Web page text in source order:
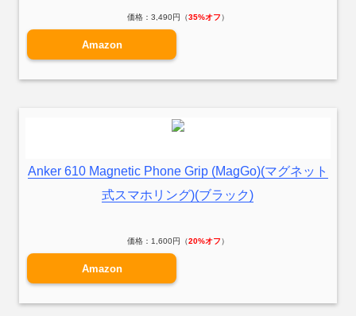
価格：3,490円（35%オフ）
Amazon
Anker 610 Magnetic Phone Grip (MagGo)(マグネット
式スマホリング)(ブラック)
価格：1,600円（20%オフ）
Amazon